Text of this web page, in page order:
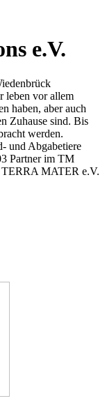
e.V.
leben vor allem
haben, aber auch
Zuhause sind. Bis
werden.
und Abgabetiere
Partner im TM
MATER e.V.